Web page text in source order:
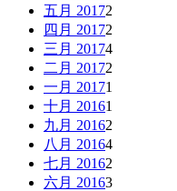
五月 20172
四月 20172
三月 20174
二月 20172
一月 20171
十月 20161
九月 20162
八月 20164
七月 20162
六月 20163